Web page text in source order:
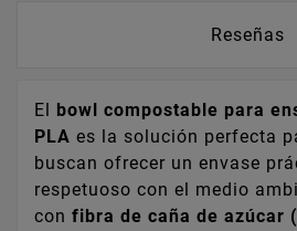
Reseñas
El
bowl compostable para
PLA es la solución perfecta
buscan ofrecer un envase
respetuoso con el medio
con fibra de caña de azúcar